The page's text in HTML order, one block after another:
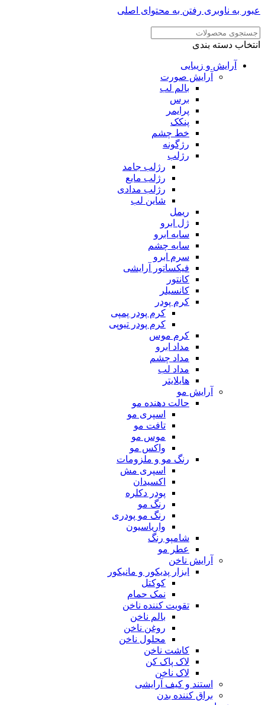
عبور به ناوبری رفتن به محتوای اصلی
انتخاب دسته بندی
آرایش و زیبایی
آرایش صورت
بالم لب
برس
پرایمر
پنکک
خط چشم
رژگونه
رژلب
رژلب جامد
رژلب مایع
رژلب مدادی
شاین لب
ریمل
ژل ابرو
سایه ابرو
سایه چشم
سرم ابرو
فیکساتور آرایشی
کانتور
کانسیلر
کرم پودر
کرم پودر پمپی
کرم پودر تیوپی
کرم موس
مداد ابرو
مداد چشم
مداد لب
هایلایتر
آرایش مو
حالت دهنده مو
اسپری مو
تافت مو
موس مو
واکس مو
رنگ مو و ملزومات
اسپری مش
اکسیدان
پودر دکلره
رنگ مو
رنگ مو پودری
واریاسیون
شامپو رنگ
عطر مو
آرایش ناخن
ابزار پدیکور و مانیکور
کوکتل
نمک حمام
تقویت کننده ناخن
بالم ناخن
روغن ناخن
محلول ناخن
کاشت ناخن
لاک پاک کن
لاک ناخن
استند و کیف آرایشی
براق کننده بدن